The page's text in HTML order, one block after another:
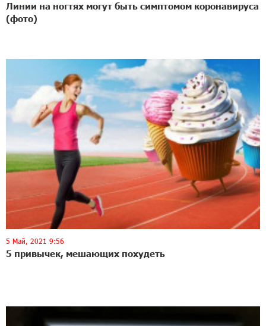
Линии на ногтях могут быть симптомом коронавируса
(фото)
5 Май, 2021 9:56
5 привычек, мешающих похудеть